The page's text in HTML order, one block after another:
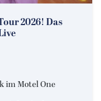
2026! Das
im Motel One